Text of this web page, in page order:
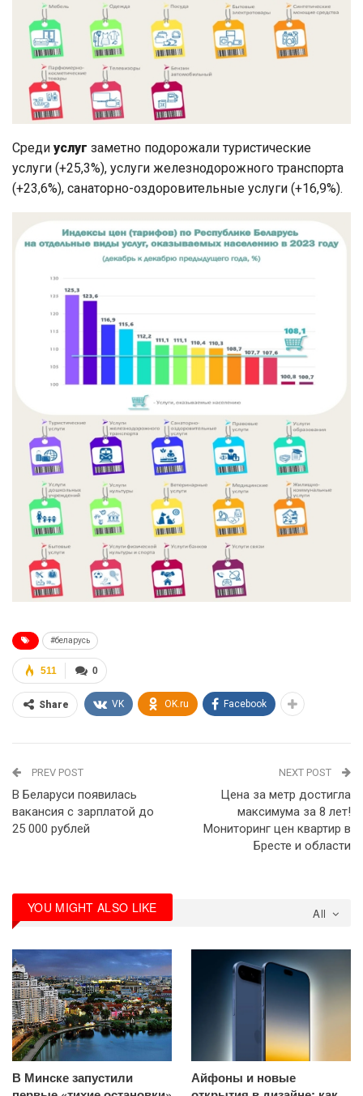
Среди услуг заметно подорожали туристические
услуги (+25,3%), услуги железнодорожного транспорта
(+23,6%), санаторно-оздоровительные услуги (+16,9%).
#беларусь
0
511
Share VK OK.ru Facebook
PREV POST
В Беларуси появилась
вакансия с зарплатой до
25 000 рублей
NEXT POST
Цена за метр достигла
максимума за 8 лет!
Мониторинг цен квартир в
Бресте и области
All
YOU MIGHT ALSO LIKE
В Минске запустили
Айфоны и новые